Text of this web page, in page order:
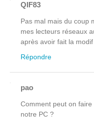
QIF83
Pas mal mais du coup
mes lecteurs réseaux
après avoir fait la
Répondre
pao
Comment peut on
notre PC ?